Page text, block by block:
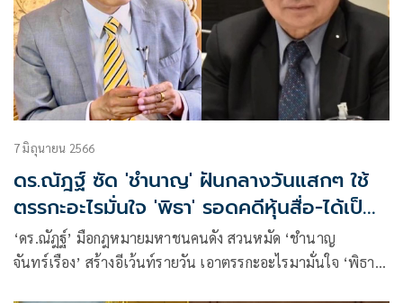
7 มิถุนายน 2566
ดร.ณัฎฐ์ ซัด 'ชำนาญ' ฝันกลางวันแสกๆ ใช้
ตรรกะอะไรมั่นใจ 'พิธา' รอดคดีหุ้นสื่อ-ได้เป็น
นายกฯ
‘ดร.ณัฎฐ์’ มือกฎหมายมหาชนคนดัง สวนหมัด ‘ชำนาญ
จันทร์เรือง’ สร้างอีเว้นท์รายวัน เอาตรรกะอะไรมามั่นใจ ‘พิธา’